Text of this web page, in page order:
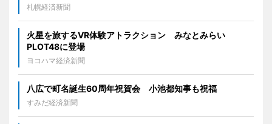
札幌経済新聞
火星を旅するVR体験アトラクション みなとみらい
PLOT48に登場
ヨコハマ経済新聞
八広で町名誕生60周年祝賀会 小池都知事も祝福
すみだ経済新聞